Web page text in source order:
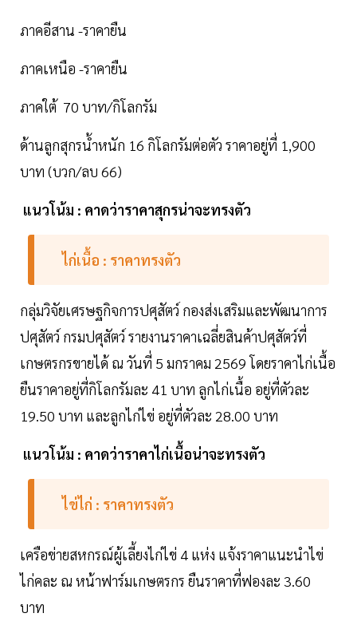
ภาคอีสาน -ราคายืน
ภาคเหนือ -ราคายืน
ภาคใต้ 70 บาท/กิโลกรัม
ด้านลูกสุกรน้ำหนัก 16 กิโลกรัมต่อตัว ราคาอยู่ที่ 1,900
บาท (บวก/ลบ 66)
แนวโน้ม : คาดว่าราคาสุกรน่าจะทรงตัว
ไก่เนื้อ : ราคาทรงตัว
กลุ่มวิจัยเศรษฐกิจการปศุสัตว์ กองส่งเสริมและพัฒนาการ
ปศุสัตว์ กรมปศุสัตว์ รายงานราคาเฉลี่ยสินค้าปศุสัตว์ที่
เกษตรกรขายได้ ณ วันที่ 5 มกราคม 2569 โดยราคาไก่เนื้อ
ยืนราคาอยู่ที่กิโลกรัมละ 41 บาท ลูกไก่เนื้อ อยู่ที่ตัวละ
19.50 บาท และลูกไก่ไข่ อยู่ที่ตัวละ 28.00 บาท
แนวโน้ม : คาดว่าราคาไก่เนื้อน่าจะทรงตัว
ไข่ไก่ : ราคาทรงตัว
เครือข่ายสหกรณ์ผู้เลี้ยงไก่ไข่ 4 แห่ง แจ้งราคาแนะนำไข่
ไก่คละ ณ หน้าฟาร์มเกษตรกร ยืนราคาที่ฟองละ 3.60
บาท